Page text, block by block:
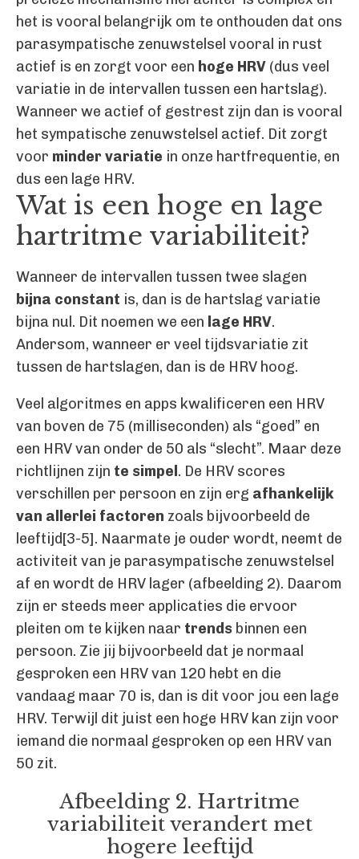
het is vooral belangrijk om te onthouden dat ons
parasympatische zenuwstelsel vooral in rust
actief is en zorgt voor een hoge HRV (dus veel
variatie in de intervallen tussen een hartslag).
Wanneer we actief of gestrest zijn dan is vooral
het sympatische zenuwstelsel actief. Dit zorgt
voor minder variatie in onze hartfrequentie, en
dus een lage HRV.
Wat is een hoge en lage
hartritme variabiliteit?
Wanneer de intervallen tussen twee slagen
bijna constant is, dan is de hartslag variatie
bijna nul. Dit noemen we een lage HRV.
Andersom, wanneer er veel tijdsvariatie zit
tussen de hartslagen, dan is de HRV hoog.
Veel algoritmes en apps kwalificeren een HRV
van boven de 75 (milliseconden) als “goed” en
een HRV van onder de 50 als “slecht”. Maar deze
richtlijnen zijn te simpel. De HRV scores
verschillen per persoon en zijn erg afhankelijk
van allerlei factoren zoals bijvoorbeeld de
leeftijd[3-5]. Naarmate je ouder wordt, neemt de
activiteit van je parasympatische zenuwstelsel
af en wordt de HRV lager (afbeelding 2). Daarom
zijn er steeds meer applicaties die ervoor
pleiten om te kijken naar trends binnen een
persoon. Zie jij bijvoorbeeld dat je normaal
gesproken een HRV van 120 hebt en die
vandaag maar 70 is, dan is dit voor jou een lage
HRV. Terwijl dit juist een hoge HRV kan zijn voor
iemand die normaal gesproken op een HRV van
50 zit.
Afbeelding 2. Hartritme
variabiliteit verandert met
hogere leeftijd